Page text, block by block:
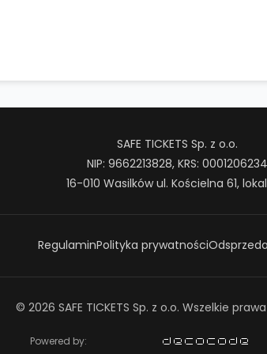
SAFE TICKETS Sp. z o.o.
NIP: 9662213828, KRS: 0001206234
16-010 Wasilków ul. Kościelna 61,
RegulaminPolityka prywatności
© 2026 SAFE TICKETS Sp. z o.o. Wszelkie
Powered by: